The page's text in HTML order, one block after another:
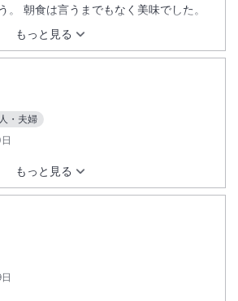
もっと見る
。 朝食は言うまでもなく美味でした。
・夫婦
もっと見る